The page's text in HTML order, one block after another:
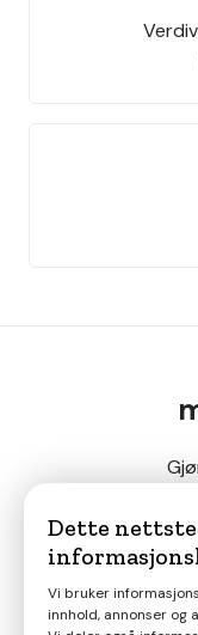
Dette
Vi bruker
innhold, annonser og